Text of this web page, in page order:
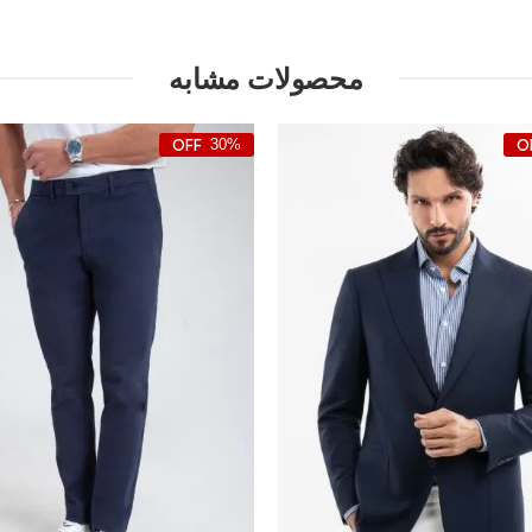
محصولات مشابه
30%